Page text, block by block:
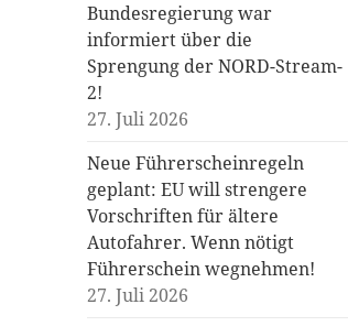
Bundesregierung war
informiert über die
Sprengung der NORD-Stream-
2!
27. Juli 2026
Neue Führerscheinregeln
geplant: EU will strengere
Vorschriften für ältere
Autofahrer. Wenn nötigt
Führerschein wegnehmen!
27. Juli 2026